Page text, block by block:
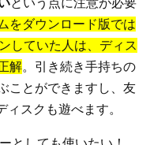
をダウンロード版では
していた人は、ディス
解。引き続き手持ちの
ことができますし、友
スクも遊べます。